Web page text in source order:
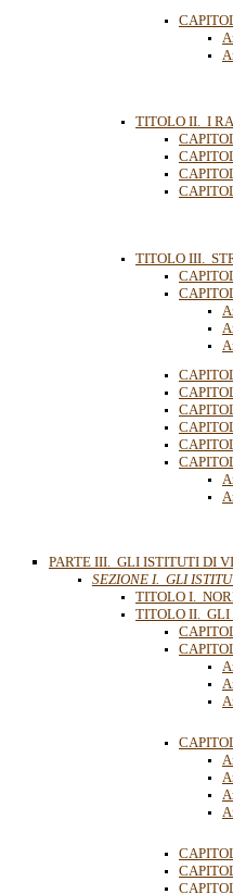
TITOLO II. I
TITOLO III.
PARTE III. GLI ISTITUTI DI
SEZIONE I. GLI
TITOLO I.
TITOLO II. GLI